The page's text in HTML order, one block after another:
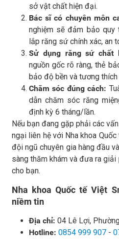
sở vật chất hiện đại.
Bác sĩ có chuyên môn
nghiệm sẽ đảm bảo quy
lắp răng sứ chính xác, an
Sử dụng răng sứ chất
nguồn gốc rõ ràng, thẻ
bảo độ bền và tương thích
Chăm sóc đúng cách:
dẫn chăm sóc răng
định kỳ 6 tháng/lần.
Nếu bạn đang gặp phải các
ngại liên hệ với Nha khoa
đội ngũ chuyên gia hàng đầu
sàng thăm khám và đưa ra
cho bạn.
Nha khoa Quốc tế Việt
niềm tin
Địa chỉ: 04 Lê Lợi,
Hotline: 0854 999 907 -